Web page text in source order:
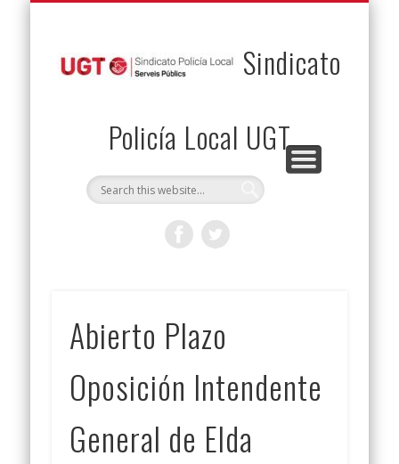
Sindicato
Policía Local UGT
Abierto Plazo
Oposición Intendente
General de Elda